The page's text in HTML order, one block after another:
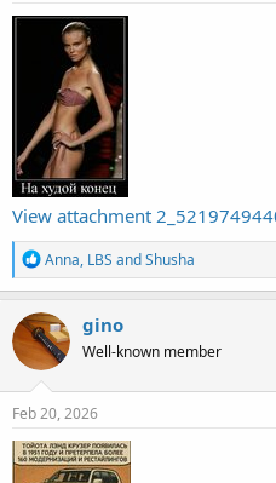
View attachment
R
e
a
c
t
i
o
n
s
Anna, LBS andShusha
gino
Well-known member
Feb 20, 2026